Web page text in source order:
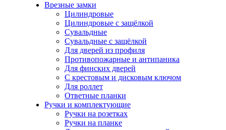
Врезные замки
Цилиндровые
Цилиндровые с защёлкой
Сувальдные
Сувальдные с защёлкой
Для дверей из профиля
Противопожарные и антипаника
Для финских дверей
С крестовым и дисковым ключом
Для роллет
Ответные планки
Ручки и комплектующие
Ручки на розетках
Ручки на планке